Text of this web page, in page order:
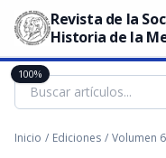
Revista de la
Historia de la
Inicio / Ediciones / Volumen
100%